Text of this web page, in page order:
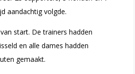
aandachtig volgde.
start. De trainers hadden
en alle dames hadden
gemaakt.